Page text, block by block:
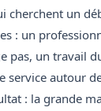
cherchent un
: un
pas, un travail
service autour
: la grande